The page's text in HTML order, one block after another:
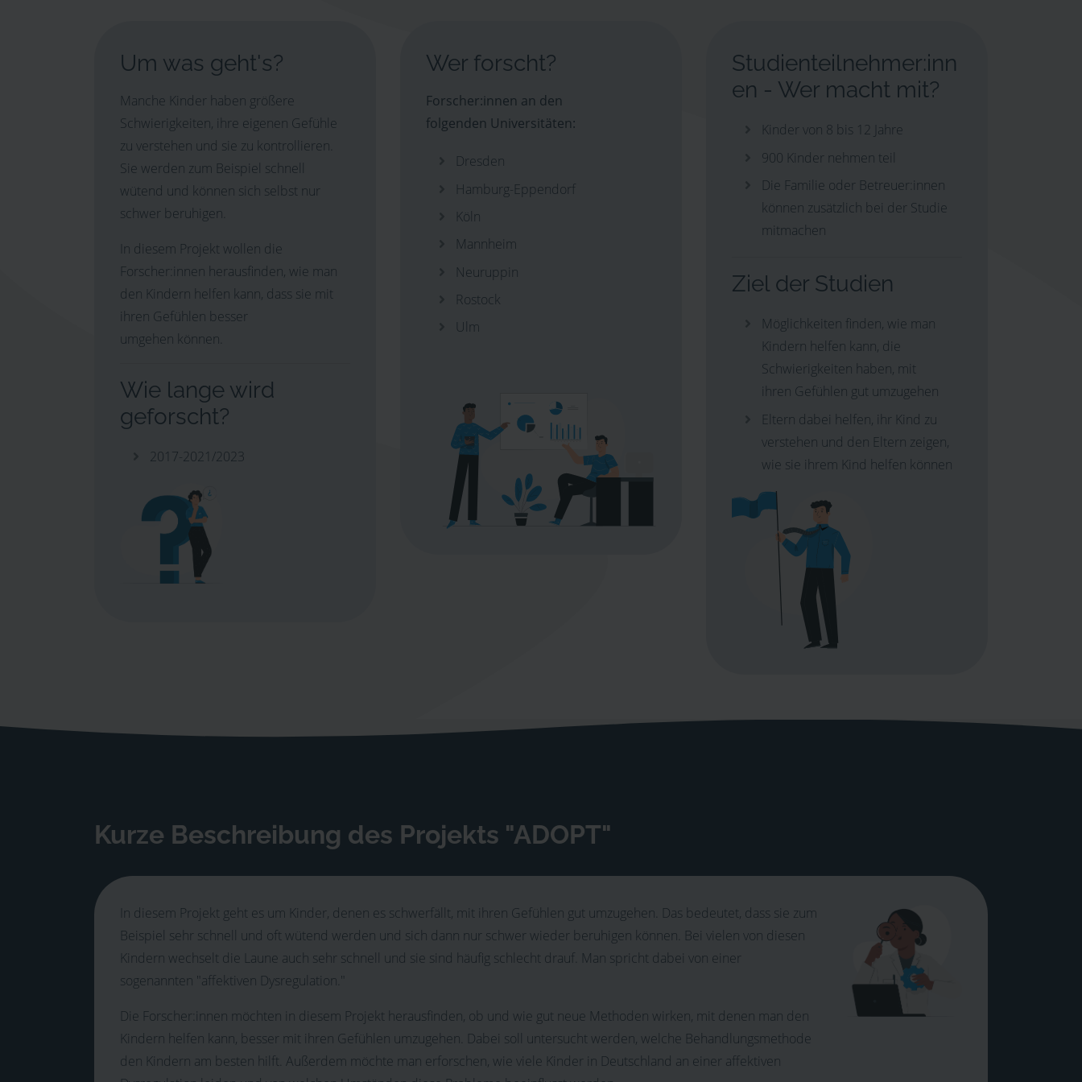
Um was geht's?
Manche Kinder haben größere
Schwierigkeiten, ihre eigenen Gefühle
zu verstehen und sie zu kontrollieren.
Sie werden zum Beispiel schnell
wütend und können sich selbst nur
schwer beruhigen.
In diesem Projekt wollen die
Forscher:innen herausfinden, wie man
den Kindern helfen kann, dass sie mit
ihren Gefühlen besser
umgehen können.
Wie lange wird
geforscht?
2017-2021/2023
Wer forscht?
Forscher:innen an den
folgenden Universitäten:
Dresden
Hamburg-Eppendorf
Köln
Mannheim
Neuruppin
Rostock
Ulm
Studienteilnehmer:inn
en - Wer macht mit?
Kinder von 8 bis 12 Jahre
900 Kinder nehmen teil
Die Familie oder Betreuer:innen
können zusätzlich bei der Studie
mitmachen
Ziel der Studien
Möglichkeiten finden, wie man
Kindern helfen kann, die
Schwierigkeiten haben, mit
ihren Gefühlen gut umzugehen
Eltern dabei helfen, ihr Kind zu
verstehen und den Eltern zeigen,
wie sie ihrem Kind helfen können
Kurze Beschreibung des Projekts "ADOPT"
In diesem Projekt geht es um Kinder, denen es schwerfällt, mit ihren Gefühlen gut umzugehen. Das bedeutet, dass sie zum
Beispiel sehr schnell und oft wütend werden und sich dann nur schwer wieder beruhigen können. Bei vielen von diesen
Kindern wechselt die Laune auch sehr schnell und sie sind häufig schlecht drauf. Man spricht dabei von einer
sogenannten "affektiven Dysregulation."
Die Forscher:innen möchten in diesem Projekt herausfinden, ob und wie gut neue Methoden wirken, mit denen man den
Kindern helfen kann, besser mit ihren Gefühlen umzugehen. Dabei soll untersucht werden, welche Behandlungsmethode
den Kindern am besten hilft. Außerdem möchte man erforschen, wie viele Kinder in Deutschland an einer affektiven